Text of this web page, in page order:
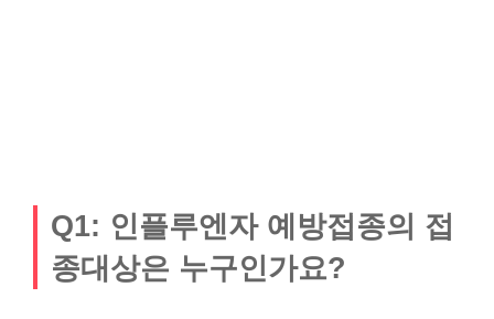
Q1: 인플루엔자 예방접종의 접
종대상은 누구인가요?